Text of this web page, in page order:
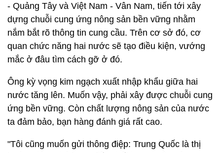
- Quảng Tây và Việt Nam - Vân Nam, tiến tới xây
dựng chuỗi cung ứng nông sản bền vững nhằm
nắm bắt rõ thông tin cung cầu. Trên cơ sở đó, cơ
quan chức năng hai nước sẽ tạo điều kiện, vướng
mắc ở đâu tìm cách gỡ ở đó.
Ông kỳ vọng kim ngạch xuất nhập khẩu giữa hai
nước tăng lên. Muốn vậy, phải xây được chuỗi cung
ứng bền vững. Còn chất lượng nông sản của nước
ta đảm bảo, bạn hàng đánh giá rất cao.
"Tôi cũng muốn gửi thông điệp: Trung Quốc là thị